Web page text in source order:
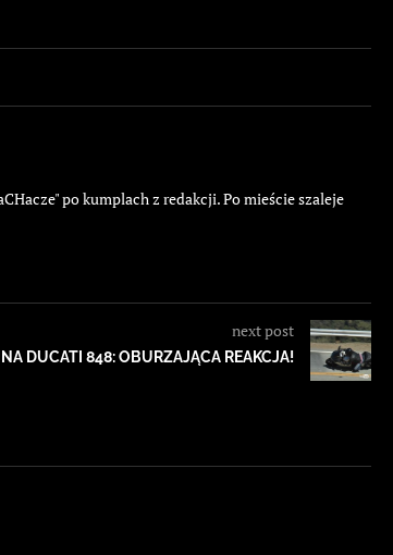
po kumplach z redakcji. Po mieście szaleje
next post
DUCATI 848: OBURZAJĄCA REAKCJA!